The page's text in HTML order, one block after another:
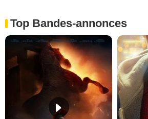
Top Bandes-annonces